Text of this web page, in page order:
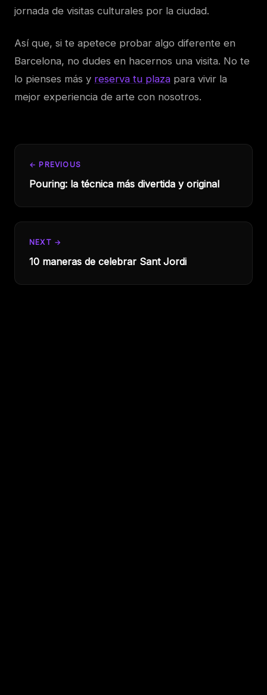
jornada de visitas culturales por la ciudad.
Así que, si te apetece probar algo diferente en
Barcelona, no dudes en hacernos una visita. No te
lo pienses más y reserva tu plaza para vivir la
mejor experiencia de arte con nosotros.
← PREVIOUS
Pouring: la técnica más divertida y original
NEXT →
10 maneras de celebrar Sant Jordi